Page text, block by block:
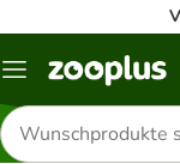
Menü
Produkte
suchen